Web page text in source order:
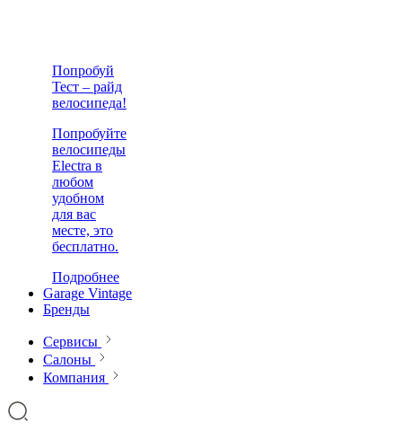
Попробуй
Тест – райд
велосипеда!
Попробуйте
велосипеды
Electra в
любом
удобном
для вас
месте, это
бесплатно.
Подробнее
Garage Vintage
Бренды
Сервисы
Салоны
Компания